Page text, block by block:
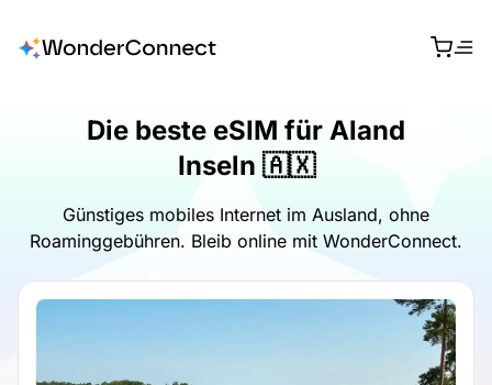
Die beste eSIM für Aland
Inseln 🇦🇽
Günstiges mobiles Internet im Ausland, ohne
Roaminggebühren. Bleib online mit WonderConnect.